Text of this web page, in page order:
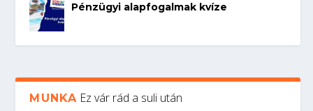
Pénzügyi alapfogalmak kvíze
MUNKA Ez vár rád a suli után